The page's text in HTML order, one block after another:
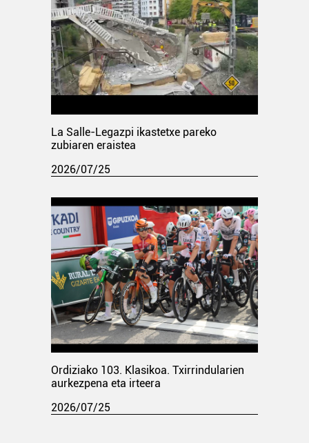
La Salle-Legazpi ikastetxe pareko
zubiaren eraistea
2026/07/25
Ordiziako 103. Klasikoa. Txirrindularien
aurkezpena eta irteera
2026/07/25